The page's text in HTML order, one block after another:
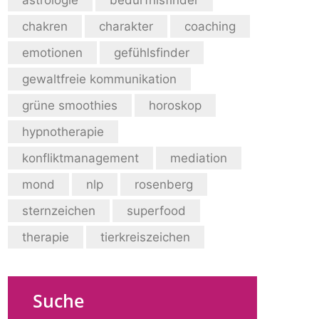
chakren
charakter
coaching
emotionen
gefühlsfinder
gewaltfreie kommunikation
grüne smoothies
horoskop
hypnotherapie
konfliktmanagement
mediation
mond
nlp
rosenberg
sternzeichen
superfood
therapie
tierkreiszeichen
Suche